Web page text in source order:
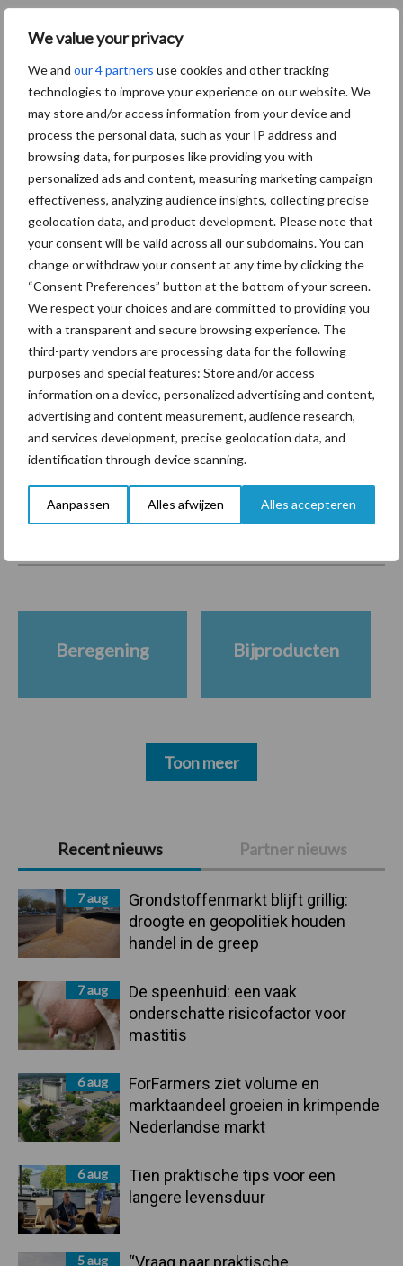
We value your privacy
We and our 4 partners use cookies and other tracking
technologies to improve your experience on our website. We
may store and/or access information from your device and
process the personal data, such as your IP address and
browsing data, for purposes like providing you with
personalized ads and content, measuring marketing campaign
effectiveness, analyzing audience insights, collecting precise
geolocation data, and product development. Please note that
your consent will be valid across all our subdomains. You can
change or withdraw your consent at any time by clicking the
“Consent Preferences” button at the bottom of your screen.
We respect your choices and are committed to providing you
with a transparent and secure browsing experience. The
third-party vendors are processing data for the following
purposes and special features: Store and/or access
information on a device, personalized advertising and content,
advertising and content measurement, audience research,
and services development, precise geolocation data, and
identification through device scanning.
Aanpassen Alles afwijzen Alles accepteren
Primaire
Sidebar
Recent nieuws Partner nieuws
7 aug
Grondstoffenmarkt blijft grillig:
droogte en geopolitiek houden
handel in de greep
7 aug
De speenhuid: een vaak
onderschatte risicofactor voor
mastitis
6 aug
ForFarmers ziet volume en
marktaandeel groeien in krimpende
Nederlandse markt
6 aug
Tien praktische tips voor een
langere levensduur
5 aug
“Vraag naar praktische
Grondstoffenmarkt blijft
grillig: droogte en
geopolitiek houden handel
in de greep
De speenhuid: een vaak
onderschatte risicofactor
voor mastitis
ForFarmers ziet volume en
marktaandeel groeien in
krimpende Nederlandse
markt
Themapagina's
Beregening Bijproducten
Toon meer